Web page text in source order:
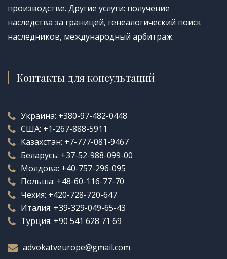
производстве. Другие услуги: получение
наследства за границей, генеалогический поиск
наследников, международный арбитраж.
Контакты для консультаций
Украина: +380-97-482-0448
США: +1-267-888-5911
Казахстан: +7-777-081-9467
Беларусь: +37-52-988-099-00
Молдова: +40-757-296-095
Польша: +48-60-116-77-70
Чехия: +420-728-720-647
Италия: +39-329-049-65-43
Турция: +90 541 628 71 69
advokatveurope@gmail.com